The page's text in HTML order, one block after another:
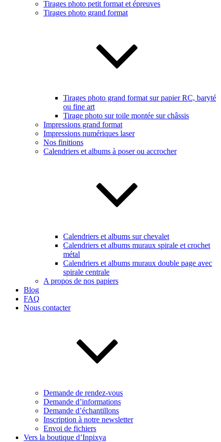
Tirages photo petit format et épreuves
Tirages photo grand format
Tirages photo grand format sur papier RC, baryté
ou fine art
Tirage photo sur toile montée sur châssis
Impressions grand format
Impressions numériques laser
Nos finitions
Calendriers et albums à poser ou accrocher
Calendriers et albums sur chevalet
Calendriers et albums muraux spirale et crochet
métal
Calendriers et albums muraux double page avec
spirale centrale
A propos de nos papiers
Blog
FAQ
Nous contacter
Demande de rendez-vous
Demande d’informations
Demande d’échantillons
Inscription à notre newsletter
Envoi de fichiers
Vers la boutique d’Inpixya